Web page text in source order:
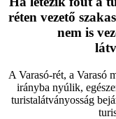
réten vezető
nem is
A Varasó-rét, a Varasó
irányba nyúlik,
turistalátványosság